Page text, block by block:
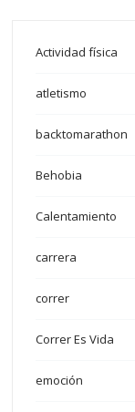
Actividad física
atletismo
backtomarathon
Behobia
Calentamiento
carrera
correr
Correr Es Vida
emoción